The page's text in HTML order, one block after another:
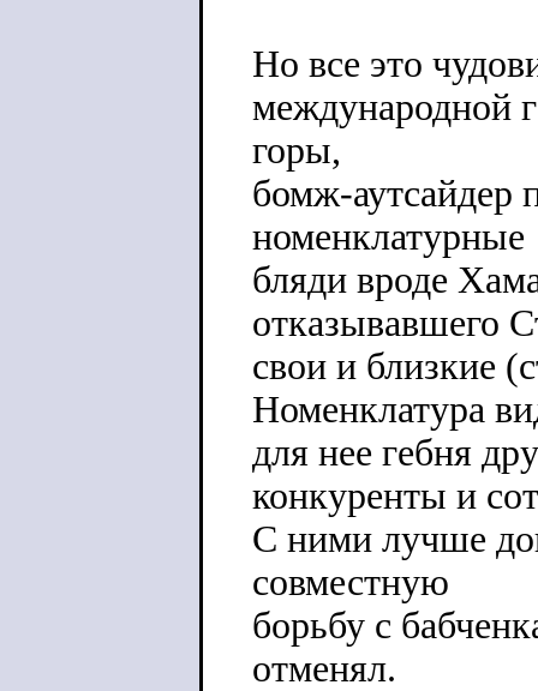
Но все это
международной
горы,
бомж-аутсайдер
номенклатурные
бляди вроде
отказывавшего
свои и близкие
Номенклатура
для нее гебня
конкуренты и
С ними лучше
совместную
борьбу с
отменял.